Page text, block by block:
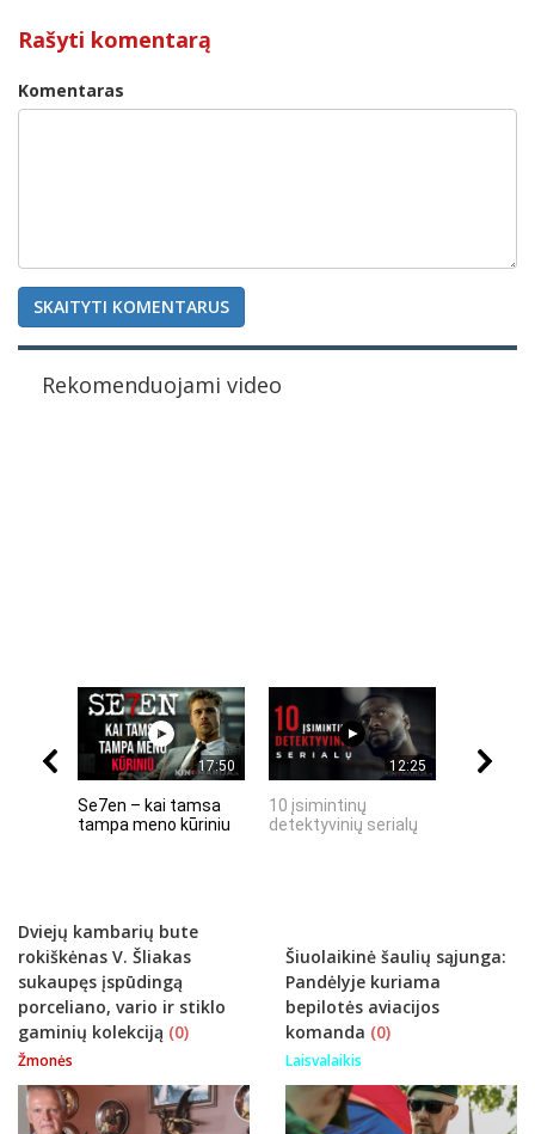
Rašyti komentarą
Komentaras
SKAITYTI KOMENTARUS
Rekomenduojami video
17:50
Se7en – kai tamsa
tampa meno kūriniu
12:25
10 įsimintinų
detektyvinių serialų
Dviejų kambarių bute
rokiškėnas V. Šliakas
sukaupęs įspūdingą
porceliano, vario ir stiklo
gaminių kolekciją (0)
Žmonės
Šiuolaikinė šaulių sąjunga:
Pandėlyje kuriama
bepilotės aviacijos
komanda (0)
Laisvalaikis